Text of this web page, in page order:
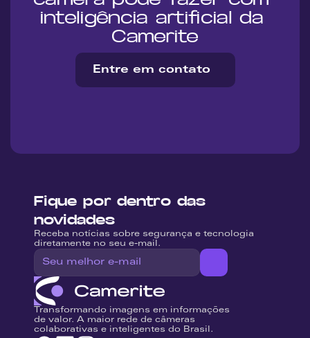
inteligência artificial da
Camerite
Entre em contato
Fique por dentro das
novidades
Receba notícias sobre segurança e tecnologia
diretamente no seu e-mail.
Transformando imagens em informações
de valor. A maior rede de câmeras
colaborativas e inteligentes do Brasil.